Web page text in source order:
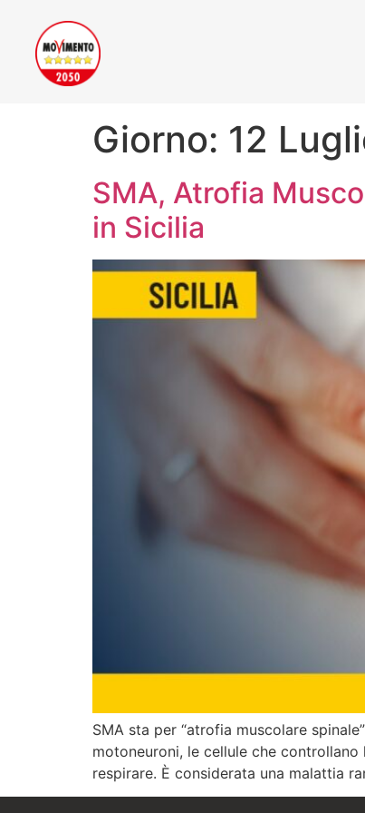
Giorno: 12
SMA, Atrofia
in Sicilia
SMA sta per “atrofia muscolare
motoneuroni, le cellule che
respirare. È considerata una malattia